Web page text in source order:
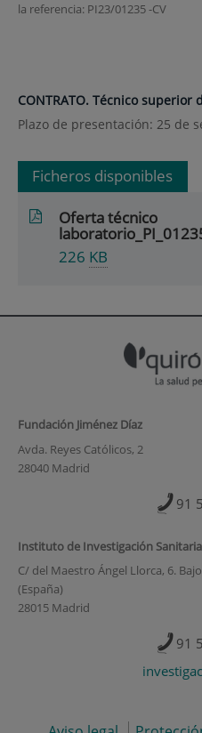
la referencia: PI23/01235 -CV
CONTRATO. Técnico superior
Plazo de presentación: 25 de
Ficheros disponibles
Oferta técnico
226 KB
Fundación Jiménez Díaz
Avda. Reyes Católicos, 2
28040 Madrid
91
Instituto de Investigación
C/ del Maestro Ángel Llorca, 6.
(España)
28015 Madrid
91